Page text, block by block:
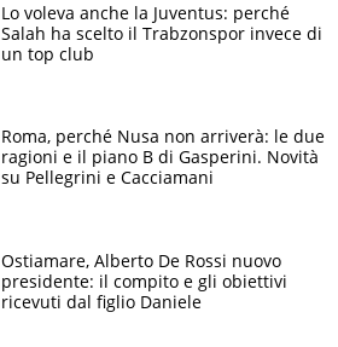
Lo voleva anche la Juventus: perché
Salah ha scelto il Trabzonspor invece di
un top club
Roma, perché Nusa non arriverà: le due
ragioni e il piano B di Gasperini. Novità
su Pellegrini e Cacciamani
Ostiamare, Alberto De Rossi nuovo
presidente: il compito e gli obiettivi
ricevuti dal figlio Daniele